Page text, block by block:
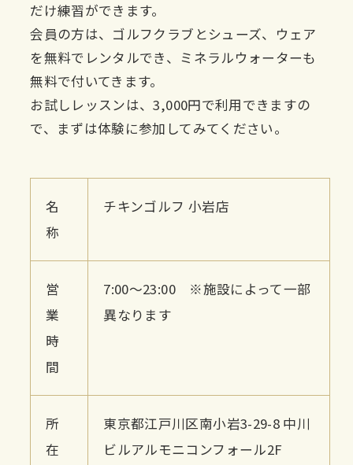
だけ練習ができます。
会員の方は、ゴルフクラブとシューズ、ウェア
を無料でレンタルでき、ミネラルウォーターも
無料で付いてきます。
お試しレッスンは、3,000円で利用できますの
で、まずは体験に参加してみてください。
名
称
チキンゴルフ 小岩店
営
業
時
間
7:00～23:00 ※施設によって一部
異なります
所
在
東京都江戸川区南小岩3-29-8 中川
ビルアルモニコンフォール2F